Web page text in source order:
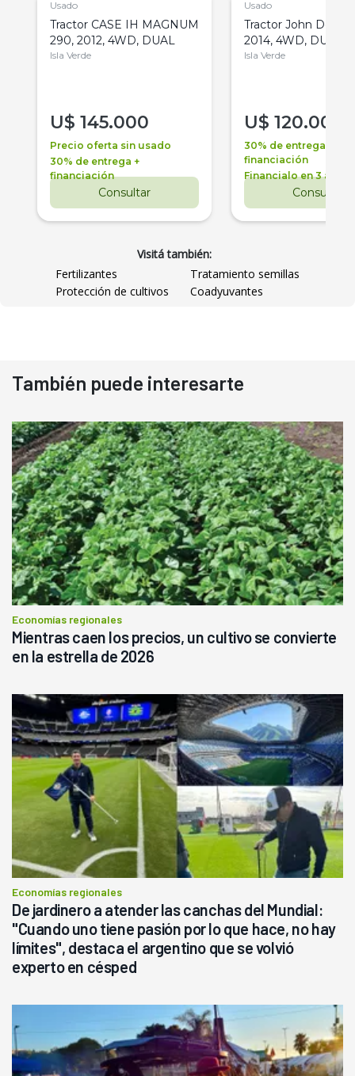
Usado
Tractor CASE IH MAGNUM
290, 2012, 4WD, DUAL
Isla Verde
U$ 145.000
Precio oferta sin usado
30% de entrega +
financiación
Consultar
Usado
Tractor John Deere
2014, 4WD, DUAL
Isla Verde
U$ 120.000
30% de entrega +
financiación
Financialo en 3 años
Consultar
Visitá también:
Fertilizantes
Tratamiento semillas
Protección de cultivos
Coadyuvantes
También puede interesarte
Economías regionales
Mientras caen los precios, un cultivo se convierte
en la estrella de 2026
Economías regionales
De jardinero a atender las canchas del Mundial:
"Cuando uno tiene pasión por lo que hace, no hay
límites", destaca el argentino que se volvió
experto en césped